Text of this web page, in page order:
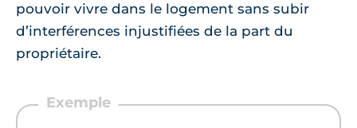
pouvoir vivre dans le logement sans subir
d’interférences injustifiées de la part du
propriétaire.